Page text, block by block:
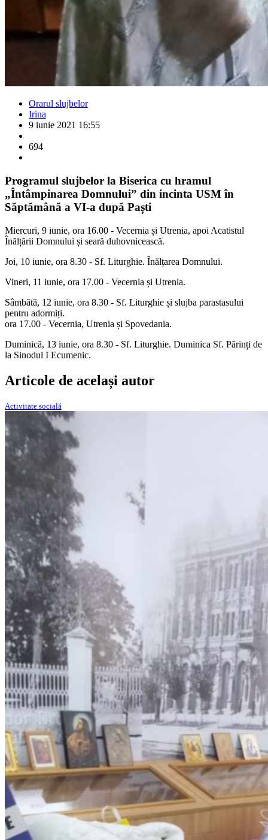
Orarul slujbelor
Irina
9 iunie 2021 16:55
694
Programul slujbelor la Biserica cu hramul
„Întâmpinarea Domnului” din incinta USM în
Săptămână a VI-a după Paști
Miercuri, 9 iunie, ora 16.00 - Vecernia și Utrenia, apoi Acatistul
Înălțării Domnului și seară duhovnicească.
Joi, 10 iunie, ora 8.30 - Sf. Liturghie. Înălțarea Domnului.
Vineri, 11 iunie, ora 17.00 - Vecernia și Utrenia.
Sâmbătă, 12 iunie, ora 8.30 - Sf. Liturghie și slujba parastasului
pentru adormiți.
ora 17.00 - Vecernia, Utrenia și Spovedania.
Duminică, 13 iunie, ora 8.30 - Sf. Liturghie. Duminica Sf. Părinți de
la Sinodul I Ecumenic.
Articole de același autor
Activitate socială